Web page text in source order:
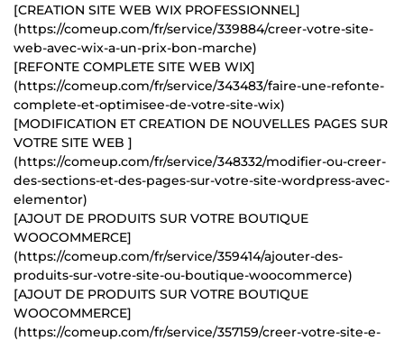
[CREATION SITE WEB WIX PROFESSIONNEL]
(https://comeup.com/fr/service/339884/creer-votre-site-
web-avec-wix-a-un-prix-bon-marche)
[REFONTE COMPLETE SITE WEB WIX]
(https://comeup.com/fr/service/343483/faire-une-refonte-
complete-et-optimisee-de-votre-site-wix)
[MODIFICATION ET CREATION DE NOUVELLES PAGES SUR
VOTRE SITE WEB ]
(https://comeup.com/fr/service/348332/modifier-ou-creer-
des-sections-et-des-pages-sur-votre-site-wordpress-avec-
elementor)
[AJOUT DE PRODUITS SUR VOTRE BOUTIQUE
WOOCOMMERCE]
(https://comeup.com/fr/service/359414/ajouter-des-
produits-sur-votre-site-ou-boutique-woocommerce)
[AJOUT DE PRODUITS SUR VOTRE BOUTIQUE
WOOCOMMERCE]
(https://comeup.com/fr/service/357159/creer-votre-site-e-